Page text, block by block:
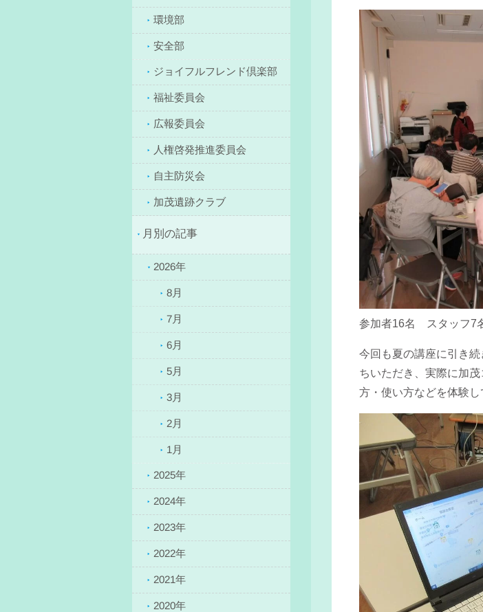
環境部
安全部
ジョイフルフレンド倶楽部
福祉委員会
広報委員会
人権啓発推進委員会
自主防災会
加茂遺跡クラブ
月別の記事
2026年
8月
7月
6月
5月
3月
2月
1月
2025年
2024年
2023年
2022年
2021年
2020年
参加者16名 スタッフ7
今回も夏の講座に引き
ちいただき、実際に加
方・使い方などを体験し